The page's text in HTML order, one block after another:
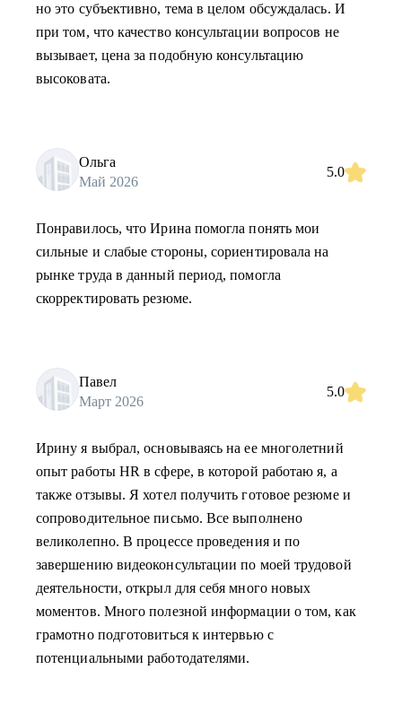
но это субъективно, тема в целом обсуждалась. И
при том, что качество консультации вопросов не
вызывает, цена за подобную консультацию
высоковата.
Ольга
Май 2026
5.0
Понравилось, что Ирина помогла понять мои
сильные и слабые стороны, сориентировала на
рынке труда в данный период, помогла
скорректировать резюме.
Павел
Март 2026
5.0
Ирину я выбрал, основываясь на ее многолетний
опыт работы HR в сфере, в которой работаю я, а
также отзывы. Я хотел получить готовое резюме и
сопроводительное письмо. Все выполнено
великолепно. В процессе проведения и по
завершению видеоконсультации по моей трудовой
деятельности, открыл для себя много новых
моментов. Много полезной информации о том, как
грамотно подготовиться к интервью с
потенциальными работодателями.